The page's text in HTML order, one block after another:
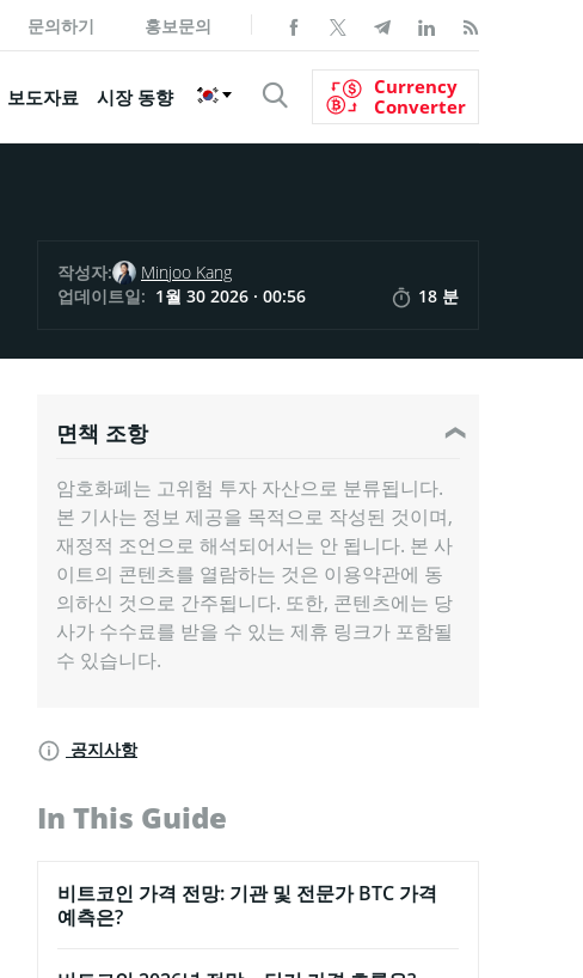
문의하기 홍보문의
보도자료 시장 동향
Currency
Converter
작성자:
Minjoo Kang
업데이트일: 1월 30 2026 · 00:56 18 분
면책 조항
암호화폐는 고위험 투자 자산으로 분류됩니다.
본 기사는 정보 제공을 목적으로 작성된 것이며,
재정적 조언으로 해석되어서는 안 됩니다. 본 사
이트의 콘텐츠를 열람하는 것은 이용약관에 동
의하신 것으로 간주됩니다. 또한, 콘텐츠에는 당
사가 수수료를 받을 수 있는 제휴 링크가 포함될
수 있습니다.
공지사항
In This Guide
비트코인 가격 전망: 기관 및 전문가 BTC 가격
예측은?